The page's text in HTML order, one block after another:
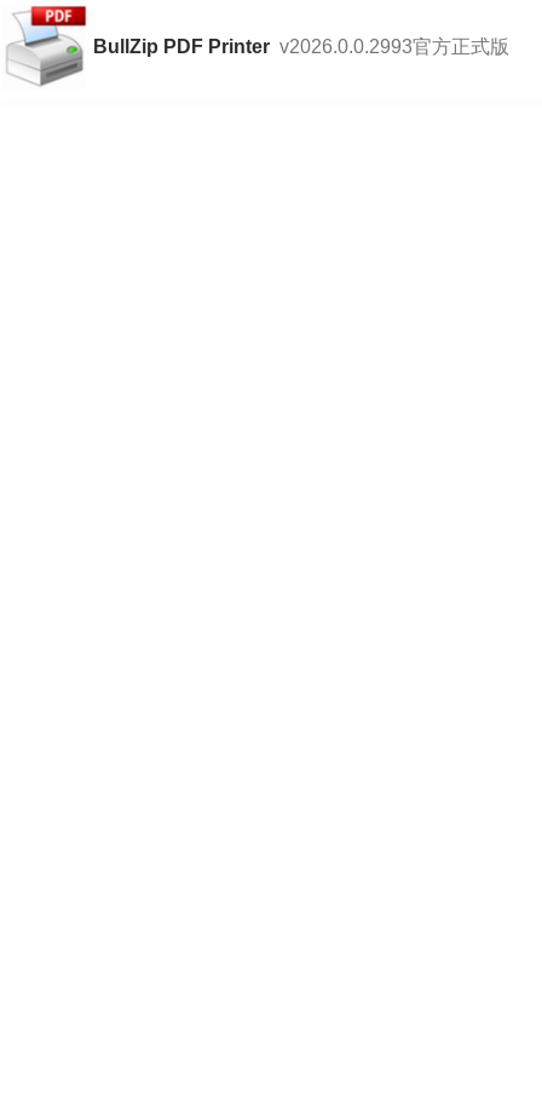
BullZip PDF Printer v2026.0.0.2993官方正式版